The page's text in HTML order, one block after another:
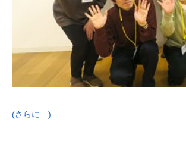
(さらに…)